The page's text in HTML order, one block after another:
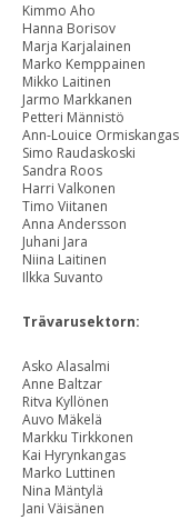
Kimmo Aho
Hanna Borisov
Marja Karjalainen
Marko Kemppainen
Mikko Laitinen
Jarmo Markkanen
Petteri Männistö
Ann-Louice Ormiskangas
Simo Raudaskoski
Sandra Roos
Harri Valkonen
Timo Viitanen
Anna Andersson
Juhani Jara
Niina Laitinen
Ilkka Suvanto
Trävarusektorn:
Asko Alasalmi
Anne Baltzar
Ritva Kyllönen
Auvo Mäkelä
Markku Tirkkonen
Kai Hyrynkangas
Marko Luttinen
Nina Mäntylä
Jani Väisänen